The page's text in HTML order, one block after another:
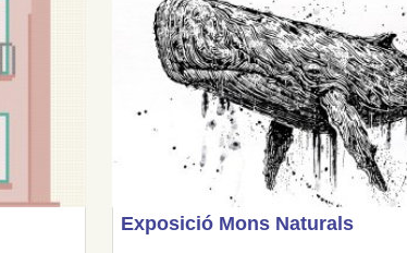
Exposició Mons Naturals